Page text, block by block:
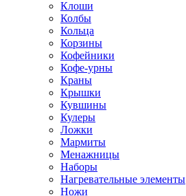
Клоши
Колбы
Кольца
Корзины
Кофейники
Кофе-урны
Краны
Крышки
Кувшины
Кулеры
Ложки
Мармиты
Менажницы
Наборы
Нагревательные элементы
Ножи